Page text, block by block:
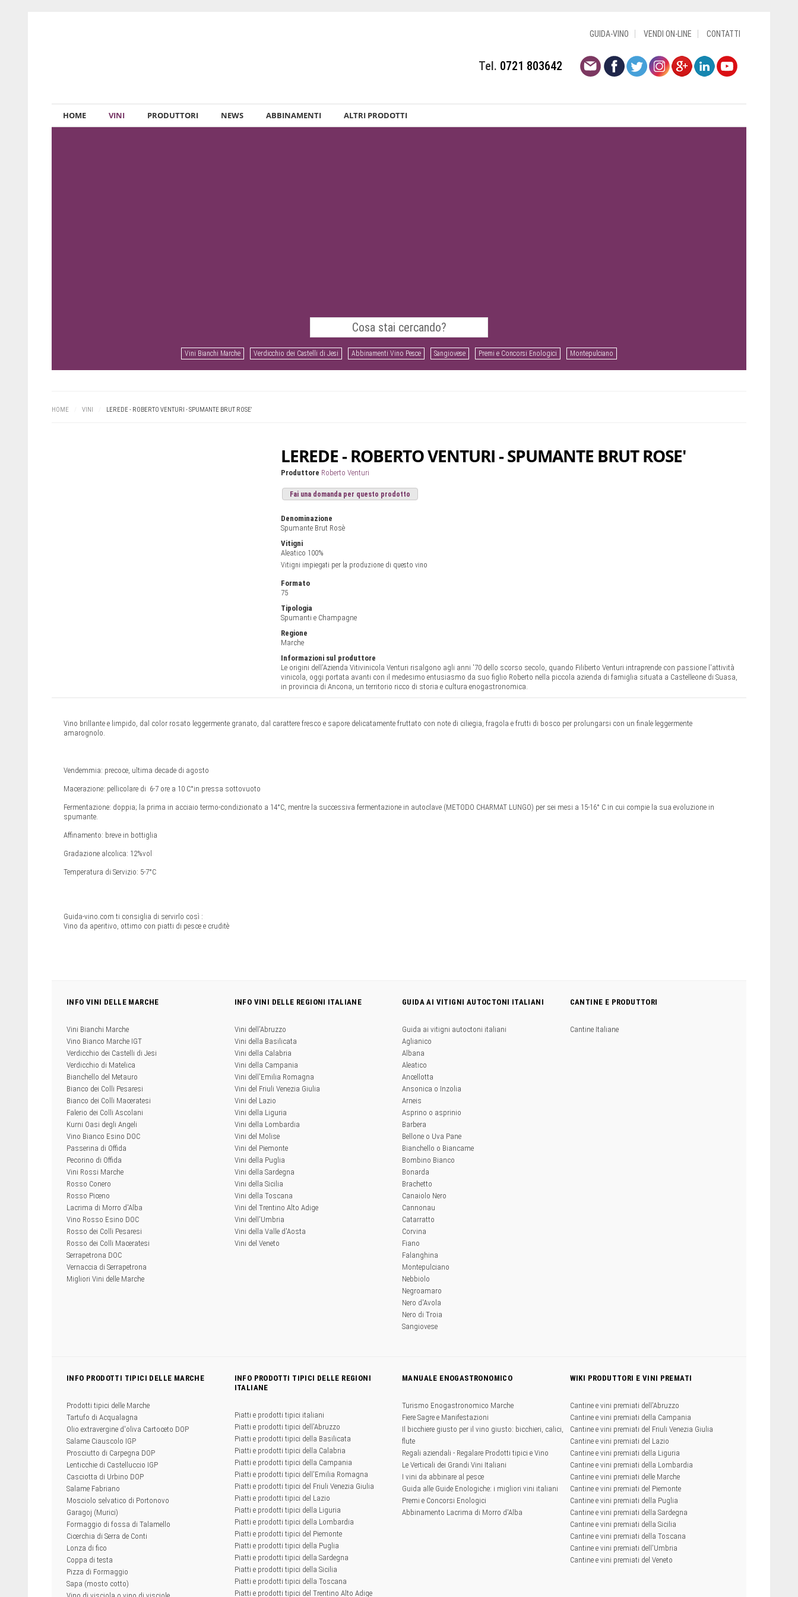
GUIDA-VINO VENDI ON-LINE CONTATTI
Tel. 0721 803642
HOME VINI PRODUTTORI NEWS ABBINAMENTI ALTRI PRODOTTI
Vini Bianchi Marche Verdicchio dei Castelli di Jesi Abbinamenti Vino Pesce Sangiovese Premi e Concorsi Enologici Montepulciano
HOME VINI LEREDE - ROBERTO VENTURI - SPUMANTE BRUT ROSE'
LEREDE - ROBERTO VENTURI - SPUMANTE BRUT ROSE'
Produttore Roberto Venturi
Fai una domanda per questo prodotto
Denominazione
Spumante Brut Rosè
Vitigni
Aleatico 100%
Vitigni impiegati per la produzione di questo vino
Formato
75
Tipologia
Spumanti e Champagne
Regione
Marche
Informazioni sul produttore
Le origini dell'Azienda Vitivinicola Venturi risalgono agli anni '70 dello scorso secolo, quando Filiberto Venturi intraprende con passione l'attività
vinicola, oggi portata avanti con il medesimo entusiasmo da suo figlio Roberto nella piccola azienda di famiglia situata a Castelleone di Suasa,
in provincia di Ancona, un territorio ricco di storia e cultura enogastronomica.
Vino brillante e limpido, dal color rosato leggermente granato, dal carattere fresco e sapore delicatamente fruttato con note di ciliegia, fragola e frutti di bosco per prolungarsi con un finale leggermente
amarognolo.
Vendemmia: precoce, ultima decade di agosto
Macerazione: pellicolare di 6-7 ore a 10 C°in pressa sottovuoto
Fermentazione: doppia; la prima in acciaio termo-condizionato a 14°C, mentre la successiva fermentazione in autoclave (METODO CHARMAT LUNGO) per sei mesi a 15-16° C in cui compie la sua evoluzione in
spumante.
Affinamento: breve in bottiglia
Gradazione alcolica: 12%vol
Temperatura di Servizio: 5-7°C
Guida-vino.com ti consiglia di servirlo così :
Vino da aperitivo, ottimo con piatti di pesce e cruditè
INFO VINI DELLE MARCHE
Vini Bianchi Marche
Vino Bianco Marche IGT
Verdicchio dei Castelli di Jesi
Verdicchio di Matelica
Bianchello del Metauro
Bianco dei Colli Pesaresi
Bianco dei Colli Maceratesi
Falerio dei Colli Ascolani
Kurni Oasi degli Angeli
Vino Bianco Esino DOC
Passerina di Offida
Pecorino di Offida
Vini Rossi Marche
Rosso Conero
Rosso Piceno
Lacrima di Morro d'Alba
Vino Rosso Esino DOC
Rosso dei Colli Pesaresi
Rosso dei Colli Maceratesi
Serrapetrona DOC
Vernaccia di Serrapetrona
Migliori Vini delle Marche
INFO VINI DELLE REGIONI ITALIANE
Vini dell'Abruzzo
Vini della Basilicata
Vini della Calabria
Vini della Campania
Vini dell'Emilia Romagna
Vini del Friuli Venezia Giulia
Vini del Lazio
Vini della Liguria
Vini della Lombardia
Vini del Molise
Vini del Piemonte
Vini della Puglia
Vini della Sardegna
Vini della Sicilia
Vini della Toscana
Vini del Trentino Alto Adige
Vini dell'Umbria
Vini della Valle d'Aosta
Vini del Veneto
GUIDA AI VITIGNI AUTOCTONI ITALIANI
Guida ai vitigni autoctoni italiani
Aglianico
Albana
Aleatico
Ancellotta
Ansonica o Inzolia
Arneis
Asprino o asprinio
Barbera
Bellone o Uva Pane
Bianchello o Biancame
Bombino Bianco
Bonarda
Brachetto
Canaiolo Nero
Cannonau
Catarratto
Corvina
Fiano
Falanghina
Montepulciano
Nebbiolo
Negroamaro
Nero d'Avola
Nero di Troia
Sangiovese
CANTINE E PRODUTTORI
Cantine Italiane
INFO PRODOTTI TIPICI DELLE MARCHE
Prodotti tipici delle Marche
Tartufo di Acqualagna
Olio extravergine d'oliva Cartoceto DOP
Salame Ciauscolo IGP
Prosciutto di Carpegna DOP
Lenticchie di Castelluccio IGP
Casciotta di Urbino DOP
Salame Fabriano
Mosciolo selvatico di Portonovo
Garagoj (Murici)
Formaggio di fossa di Talamello
Cicerchia di Serra de Conti
Lonza di fico
Coppa di testa
Pizza di Formaggio
Sapa (mosto cotto)
INFO PRODOTTI TIPICI DELLE REGIONI
ITALIANE
Piatti e prodotti tipici italiani
Piatti e prodotti tipici dell'Abruzzo
Piatti e prodotti tipici della Basilicata
Piatti e prodotti tipici della Calabria
Piatti e prodotti tipici della Campania
Piatti e prodotti tipici dell'Emilia Romagna
Piatti e prodotti tipici del Friuli Venezia Giulia
Piatti e prodotti tipici del Lazio
Piatti e prodotti tipici della Liguria
Piatti e prodotti tipici della Lombardia
Piatti e prodotti tipici del Piemonte
Piatti e prodotti tipici della Puglia
Piatti e prodotti tipici della Sardegna
Piatti e prodotti tipici della Sicilia
Piatti e prodotti tipici della Toscana
Piatti e prodotti tipici del Trentino Alto Adige
MANUALE ENOGASTRONOMICO
Turismo Enogastronomico Marche
Fiere Sagre e Manifestazioni
Il bicchiere giusto per il vino giusto: bicchieri, calici,
flute
Regali aziendali - Regalare Prodotti tipici e Vino
Le Verticali dei Grandi Vini Italiani
I vini da abbinare al pesce
Guida alle Guide Enologiche: i migliori vini italiani
Premi e Concorsi Enologici
Abbinamento Lacrima di Morro d'Alba
WIKI PRODUTTORI E VINI PREMATI
Cantine e vini premiati dell'Abruzzo
Cantine e vini premiati della Campania
Cantine e vini premiati del Friuli Venezia Giulia
Cantine e vini premiati del Lazio
Cantine e vini premiati della Liguria
Cantine e vini premiati della Lombardia
Cantine e vini premiati delle Marche
Cantine e vini premiati del Piemonte
Cantine e vini premiati della Puglia
Cantine e vini premiati della Sardegna
Cantine e vini premiati della Sicilia
Cantine e vini premiati della Toscana
Cantine e vini premiati dell'Umbria
Cantine e vini premiati del Veneto